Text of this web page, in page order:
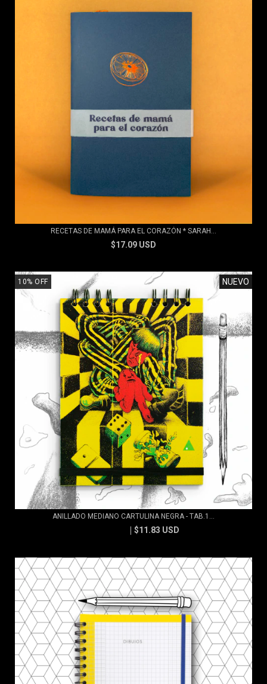
RECETAS DE MAMÁ PARA EL CORAZÓN * SARAH...
$17.09 USD
10% OFF NUEVO
ANILLADO MEDIANO CARTULINA NEGRA - TAB.1...
$11.83 USD